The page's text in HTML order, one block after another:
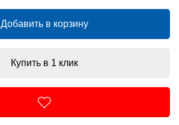
Добавить в корзину
Купить в 1 клик